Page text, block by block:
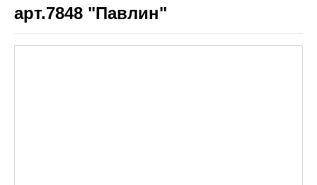
арт.7848 "Павлин"